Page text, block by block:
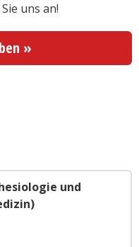
uns an!
»
und